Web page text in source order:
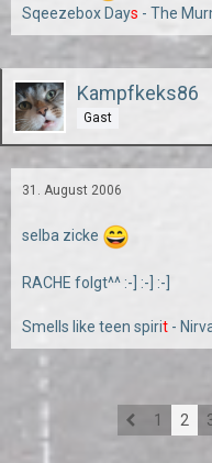
Sqeezebox Days - The
Kampfkeks86
Gast
31. August 2006
selba zicke
RACHE folgt^^ :-] :-] :-]
Smells like teen spirit -
1 2